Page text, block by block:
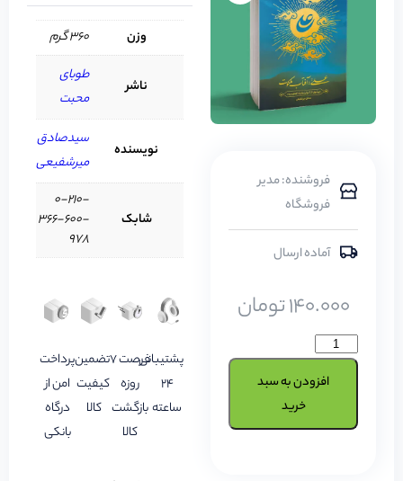
فروشنده: مدیر
فروشگاه
آماده ارسال
140.000تومان
افزودن به سبد
خرید
وزن 360 گرم
ناشر
طوبای
محبت
نویسنده
سیدصادق
میرشفیعی
شابک
0-210-
366-600-
978
پشتیبانی
24
ساعته
فرصت 7
روزه
بازگشت
کالا
تضمین
کیفیت
کالا
پرداخت
امن از
درگاه
بانکی